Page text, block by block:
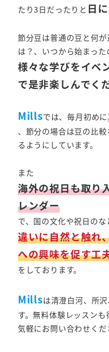
たり3日だったりと 日
節分豆は普通の豆と何
は？、いつから始まっ
様々な学びをイベ
で是非楽しんでく
Millsでは、毎月初めに
、節分の場合は豆の比
るようにしています。
また
海外の祝日も取り
レンダー
で、国の文化や祝日のな
違いに自然と触れ
への興味を促す工
をしております。
Millsは清澄白河、所
す。無料体験レッスン
気軽にお問い合わせくだ